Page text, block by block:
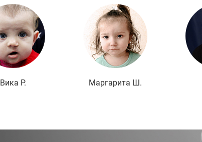
Подробнее
Вика Р.
Подробнее
Маргарита Ш.